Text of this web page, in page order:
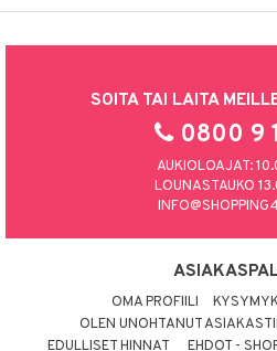
SOITA TAI LAITA
0800 9
AUKIOLOAJAT:
LOUNASTAUKO
OMA PROFIILI
OLEN UNOHTANUT
EDULLISET HINNAT
EHDOT -